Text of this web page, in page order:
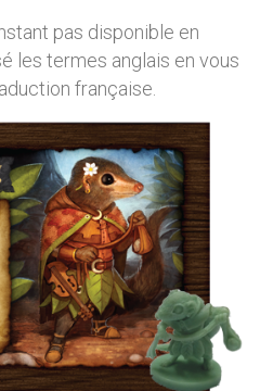
pas disponible en
les termes anglais en vous
française.